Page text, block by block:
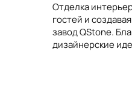
Отделка
гостей и
завод QStone.
дизайнерские